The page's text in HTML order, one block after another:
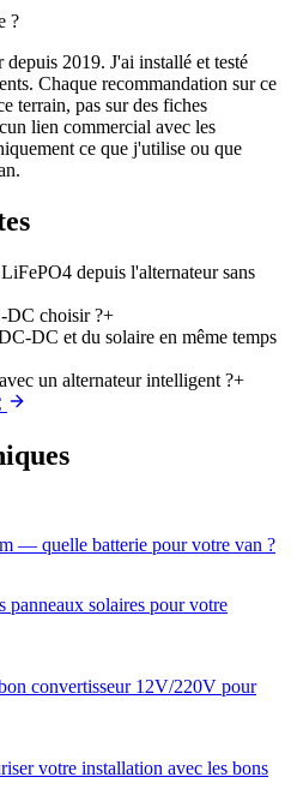
?
2019. J'ai installé et testé
Chaque recommandation sur ce
terrain, pas sur des fiches
lien commercial avec les
ce que j'utilise ou que
depuis l'alternateur sans
DC choisir ?+
DC et du solaire en même temps
un alternateur intelligent ?+
— quelle batterie pour votre van ?
panneaux solaires pour votre
convertisseur 12V/220V pour
votre installation avec les bons